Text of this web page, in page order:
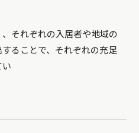
それぞれの入居者や地域の
ることで、それぞれの充足
い